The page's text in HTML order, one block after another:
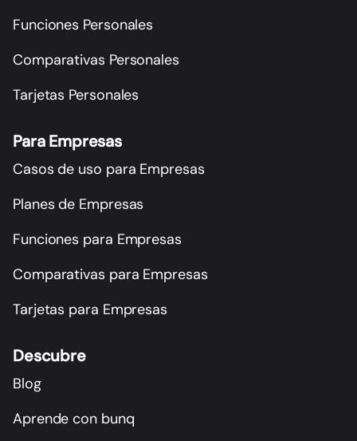
Funciones Personales
Comparativas Personales
Tarjetas Personales
Para Empresas
Casos de uso para Empresas
Planes de Empresas
Funciones para Empresas
Comparativas para Empresas
Tarjetas para Empresas
Descubre
Blog
Aprende con bunq